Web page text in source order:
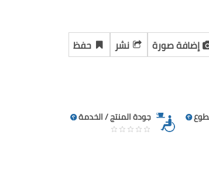
إضافة صورة نشر حفظ
جودة المنتج / الخدمة